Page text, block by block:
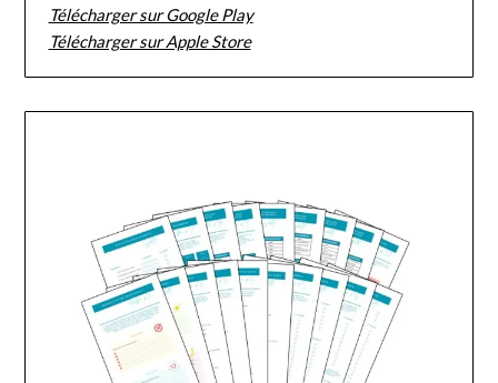
Télécharger sur Google Play
Télécharger sur Apple Store